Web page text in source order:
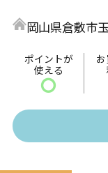
ッチフレーズで
ス」をモットー
を第一に考え
岡山県倉敷市
ポイントが
使える
〇